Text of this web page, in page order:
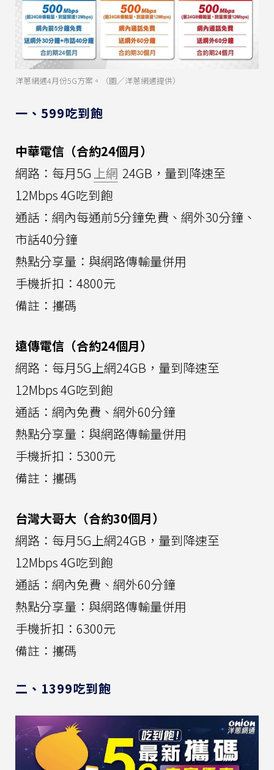
洋蔥網通4月份5G方案。（圖／洋蔥網通提供）
一、599吃到飽
中華電信（合約24個月）
網路：每月5G 上網 24GB，量到降速至
12Mbps 4G吃到飽
通話：網內每通前5分鐘免費、網外30分鐘、
市話40分鐘
熱點分享量：與網路傳輸量併用
手機折扣：4800元
備註：攜碼
遠傳電信（合約24個月）
網路：每月5G上網24GB，量到降速至
12Mbps 4G吃到飽
通話：網內免費、網外60分鐘
熱點分享量：與網路傳輸量併用
手機折扣：5300元
備註：攜碼
台灣大哥大（合約30個月）
網路：每月5G上網24GB，量到降速至
12Mbps 4G吃到飽
通話：網內免費、網外60分鐘
熱點分享量：與網路傳輸量併用
手機折扣：6300元
備註：攜碼
二、1399吃到飽